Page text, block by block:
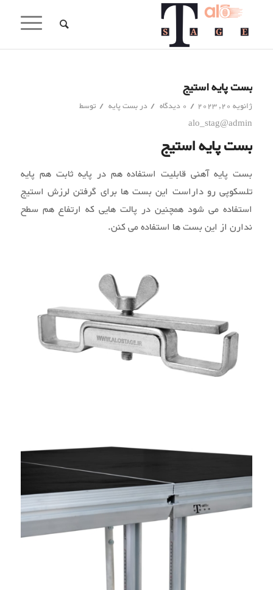
بست پایه استیج
ژانویه 20, 2023 / 0 دیدگاه / دربست پایه / توسط
alo_stag@admin
بست پایه استیج
بست پایه آهنی قابلیت استفاده هم در پایه ثابت هم پایه
تلسکوپی رو داراست این بست ها برای گرفتن لرزش استیج
استفاده می شود همچنین در پالت هایی که ارتفاع هم سطح
ندارن از این بست ها استفاده می کنن.